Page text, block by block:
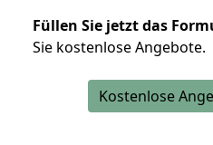
Füllen Sie jetzt das
Sie kostenlose Angebote.
Kostenlose